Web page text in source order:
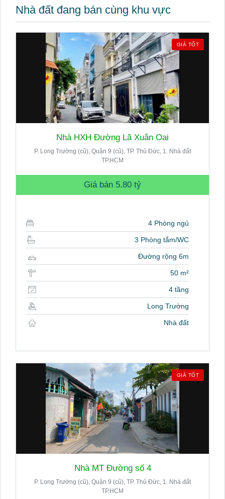
Nhà đất đang bán cùng khu vực
GIÁ TỐT
Nhà HXH Đường Lã Xuân Oai
P. Long Trường (cũ), Quận 9 (cũ), TP. Thủ Đức, 1. Nhà đất
TP.HCM
Giá bán 5.80 tỷ
4 Phòng ngủ
3 Phòng tắm/WC
Đường rộng 6m
50 m²
4 tầng
Long Trường
Nhà đất
GIÁ TỐT
Nhà MT Đường số 4
P. Long Trường (cũ), Quận 9 (cũ), TP. Thủ Đức, 1. Nhà đất
TP.HCM